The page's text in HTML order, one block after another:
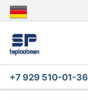
+7 929 510-01-36